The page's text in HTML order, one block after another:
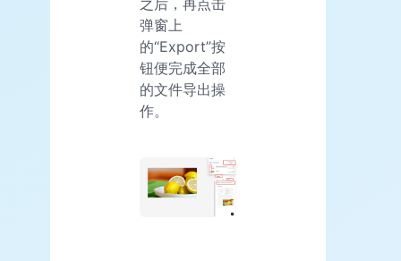
弹窗上
的“Export”按
钮便完成全部
的文件导出操
作。